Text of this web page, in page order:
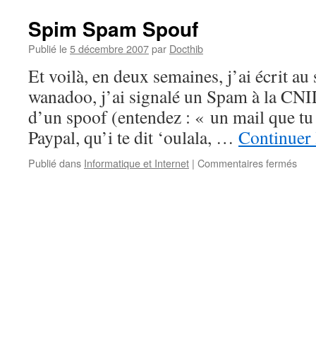
pensées
bourdonnantes
Spim Spam Spouf
Publié le5 décembre 2007par Docthib
Et voilà, en deux semaines, j’ai écrit au
wanadoo, j’ai signalé un Spam à la
d’un spoof (entendez : « un mail que
Paypal, qu’i te dit ‘oulala, …
Publié dans Informatique et Internet | Commentaires ferméssur